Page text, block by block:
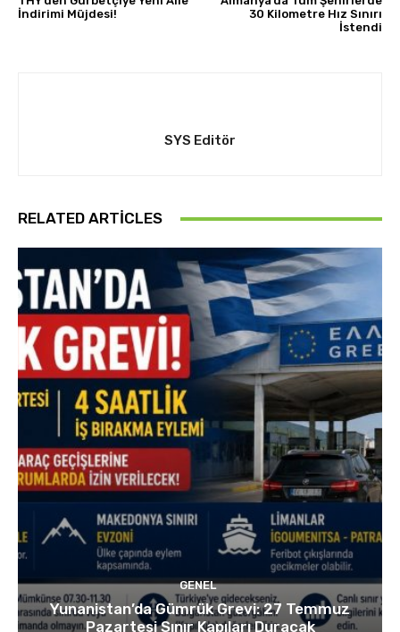
İndirimi Müjdesi!
30 Kilometre Hız Sınırı
İstendi
SYS Editör
RELATED ARTICLES
GENEL
Yunanistan’da Gümrük Grevi: 27 Temmuz
Pazartesi Sınır Kapıları Duracak